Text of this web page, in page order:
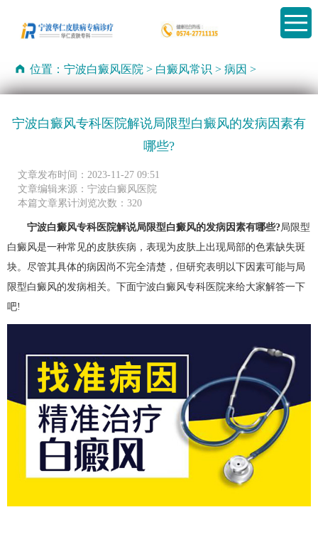
位置：宁波白癜风医院 > 白癜风常识 >病因 >
宁波白癜风专科医院解说局限型白癜风的发病因素有
哪些?
文章发布时间：2023-11-27 09:51
文章编辑来源：宁波白癜风医院
本篇文章累计浏览次数：320
宁波白癜风专科医院解说局限型白癜风的发病因素有哪些?局限型
白癜风是一种常见的皮肤疾病，表现为皮肤上出现局部的色素缺失斑
块。尽管其具体的病因尚不完全清楚，但研究表明以下因素可能与局
限型白癜风的发病相关。下面宁波白癜风专科医院来给大家解答一下
吧!